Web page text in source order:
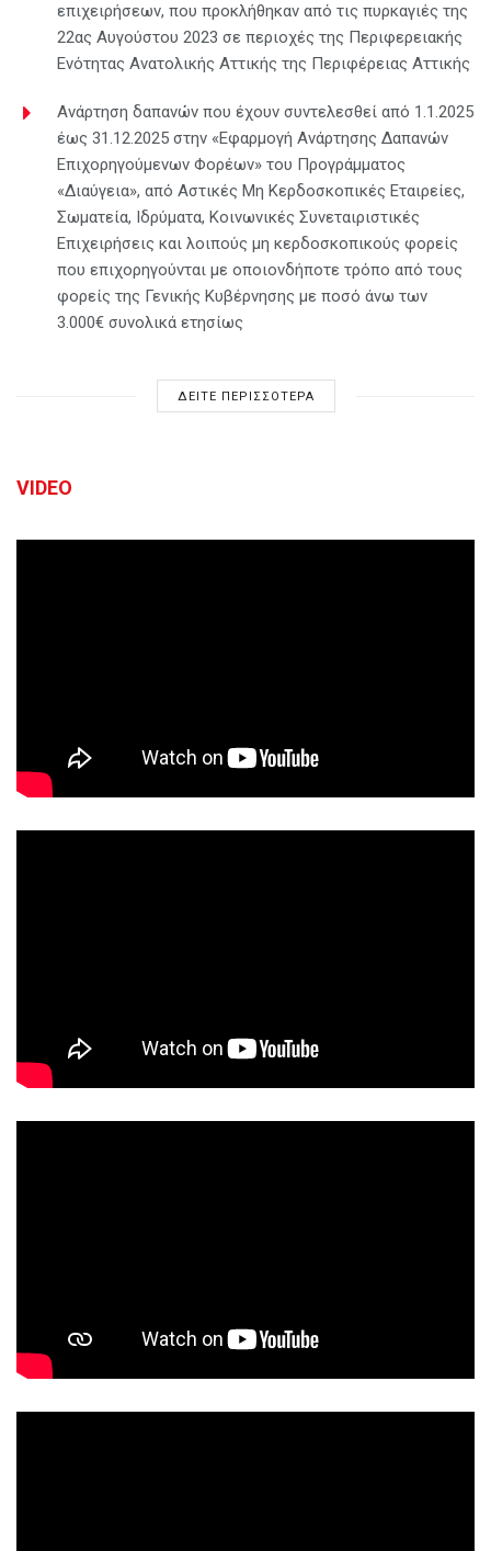
επιχειρήσεων, που προκλήθηκαν από τις πυρκαγιές της
22ας Αυγούστου 2023 σε περιοχές της Περιφερειακής
Ενότητας Ανατολικής Αττικής της Περιφέρειας Αττικής
Ανάρτηση δαπανών που έχουν συντελεσθεί από 1.1.2025
έως 31.12.2025 στην «Εφαρμογή Ανάρτησης Δαπανών
Επιχορηγούμενων Φορέων» του Προγράμματος
«Διαύγεια», από Αστικές Μη Κερδοσκοπικές Εταιρείες,
Σωματεία, Ιδρύματα, Κοινωνικές Συνεταιριστικές
Επιχειρήσεις και λοιπούς μη κερδοσκοπικούς φορείς
που επιχορηγούνται με οποιονδήποτε τρόπο από τους
φορείς της Γενικής Κυβέρνησης με ποσό άνω των
3.000€ συνολικά ετησίως
ΔΕΙΤΕ ΠΕΡΙΣΣΟΤΕΡΑ
VIDEO